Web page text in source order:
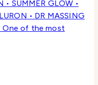
One of the most